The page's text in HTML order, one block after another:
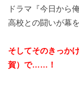
ドラマ『今日から
高校との闘いが幕
そしてそのきっか
賀）で……！